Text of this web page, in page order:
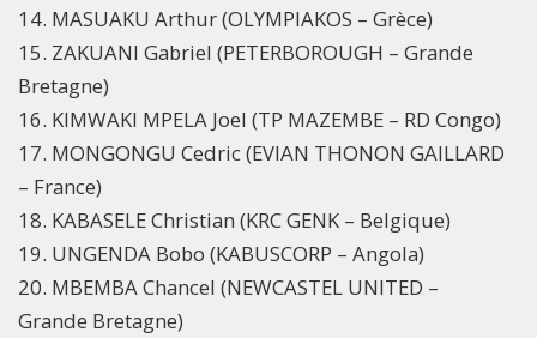
14. MASUAKU Arthur (OLYMPIAKOS – Grèce)
15. ZAKUANI Gabriel (PETERBOROUGH – Grande
Bretagne)
16. KIMWAKI MPELA Joel (TP MAZEMBE – RD Congo)
17. MONGONGU Cedric (EVIAN THONON GAILLARD
– France)
18. KABASELE Christian (KRC GENK – Belgique)
19. UNGENDA Bobo (KABUSCORP – Angola)
20. MBEMBA Chancel (NEWCASTEL UNITED –
Grande Bretagne)